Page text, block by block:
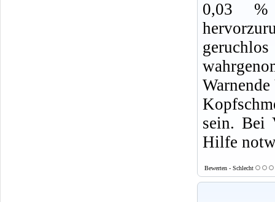
0,03
sein. Bei
Hilfe
Bewerten - Schlecht